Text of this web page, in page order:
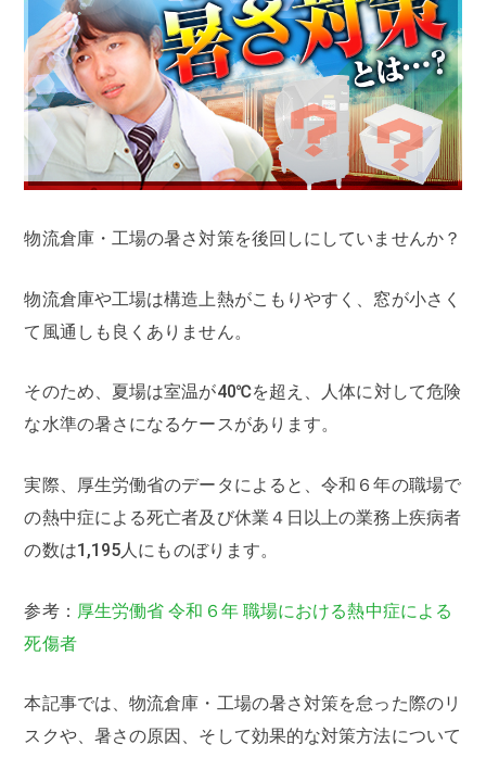
物流倉庫・工場の暑さ対策を後回しにしていませんか？
物流倉庫や工場は構造上熱がこもりやすく、窓が小さく
て風通しも良くありません。
そのため、夏場は室温が40℃を超え、人体に対して危険
な水準の暑さになるケースがあります。
実際、厚生労働省のデータによると、令和６年の職場で
の熱中症による死亡者及び休業４日以上の業務上疾病者
の数は1,195人にものぼります。
参考： 厚生労働省 令和６年 職場における熱中症による
死傷者
本記事では、物流倉庫・工場の暑さ対策を怠った際のリ
スクや、暑さの原因、そして効果的な対策方法について